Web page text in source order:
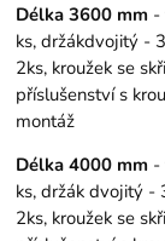
Délka 3600 mm -
ks, držákdvojitý -
2ks, kroužek se
příslušenství s
montáž
Délka 4000 mm -
ks, držák dvojitý -
2ks, kroužek se